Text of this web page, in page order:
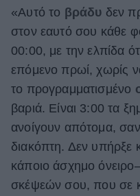
Cooking
Green
Αφιερώματα
ΒΟΞ
Χωρίς Ταμπέλες
«Αυτό το βράδυ δεν
στον εαυτό σου κάθε
00:00, με την ελπίδα
επόμενο πρωί, χωρίς
το προγραμματισμένο
βαριά. Είναι 3:00 τα
ανοίγουν απότομα,
διακόπτη. Δεν υπήρξε
κάποιο άσχημο
σκέψεών σου, που σε